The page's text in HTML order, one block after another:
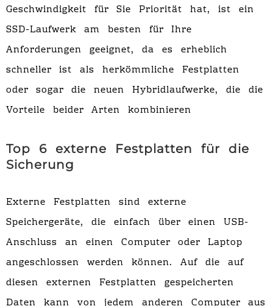
Geschwindigkeit für Sie Priorität hat, ist ein
SSD-Laufwerk am besten für Ihre
Anforderungen geeignet, da es erheblich
schneller ist als herkömmliche Festplatten
oder sogar die neuen Hybridlaufwerke, die die
Vorteile beider Arten kombinieren
Top 6 externe Festplatten für die
Sicherung
Externe Festplatten sind externe
Speichergeräte, die einfach über einen USB-
Anschluss an einen Computer oder Laptop
angeschlossen werden können. Auf die auf
diesen externen Festplatten gespeicherten